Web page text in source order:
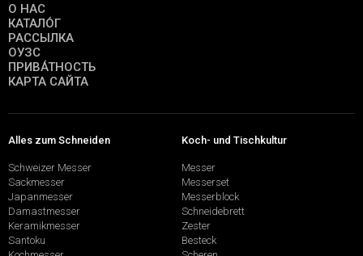
О НАС
КАТАЛО́Г
РАССЫЛКА
ОУЗС
ПРИВА́ТНОСТЬ
КАРТА САЙТА
Alles zum Schneiden
Schweizer Messer
Sackmesser
Japanmesser
Damastmesser
Keramikmesser
Santoku
Koch- und Tischkultur
Messer
Messerset
Messerblock
Schneidebrett
Zester
Besteck